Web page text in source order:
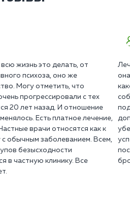
жизнь это делать, от
психоза, оно же
Могу отметить, что
прогрессировали с тех
20 лет назад. И отношение
Есть платное лечение,
врачи относятся как к
обычным заболеванием. Всем,
безысходности
в частную клинику. Все